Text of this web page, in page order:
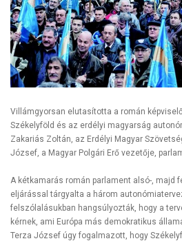
Villámgyorsan elutasította a román
Székelyföld és az erdélyi magyarság
Zakariás Zoltán, az Erdélyi Magyar
József, a Magyar Polgári Erő vezetője,
A kétkamarás román parlament alsó-, majd
eljárással tárgyalta a három
felszólalásukban hangsúlyozták, hogy a
kérnek, ami Európa más demokratikus
Terza József úgy fogalmazott, hogy